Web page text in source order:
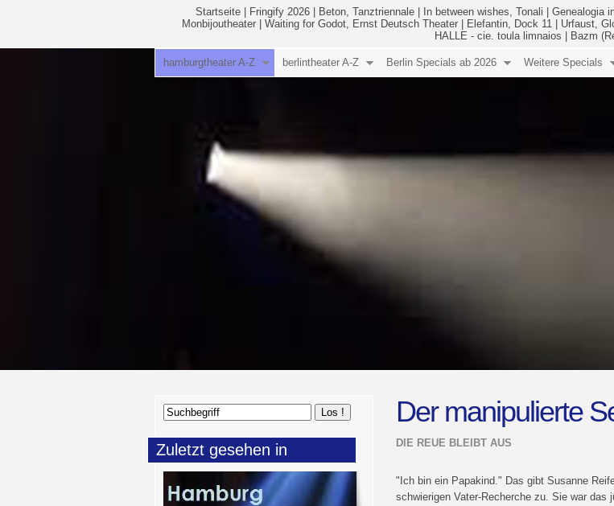
Startseite Fringify 2026 Beton, Tanztriennale In between wishes, Tonali Genealogia
Monbijoutheater
Waiting for Godot, Ernst Deutsch Theater Elefantin, Dock 11 Urfaust,
HALLE - cie. toula limnaios
Bazm
hamburgtheater A-Z berlintheater A-Z Berlin Specials ab 2026 Weitere Specials
Der manipulierte
DIE REUE BLEIBT AUS
"Ich bin ein Papakind." Das gibt Susanne
schwierigen Vater-Recherche zu. Sie war das
Zuletzt gesehen in